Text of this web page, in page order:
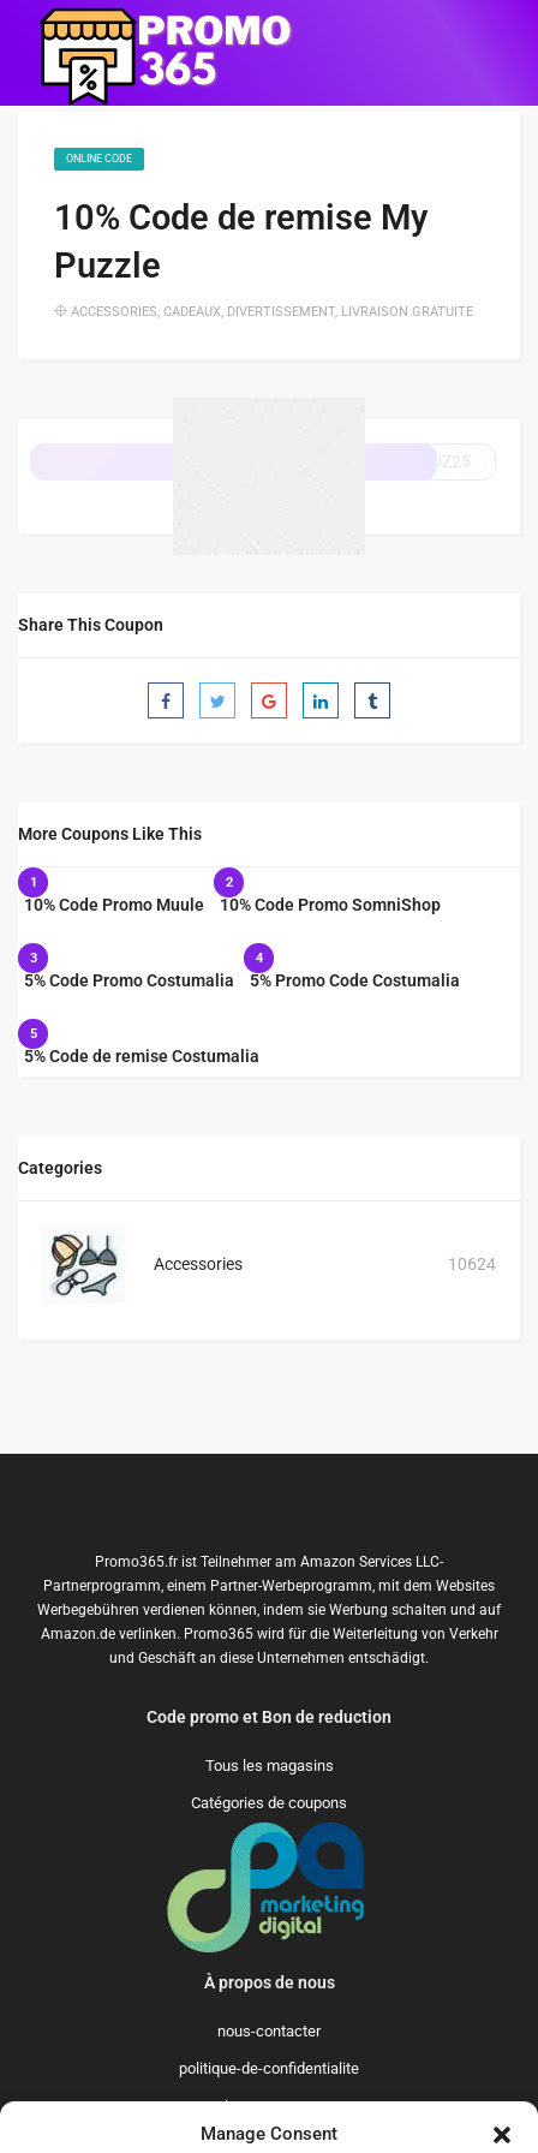
Manage Consent
ONLINE CODE
10% Code de remise My
Puzzle
ACCESSORIES, CADEAUX, DIVERTISSEMENT, LIVRAISON GRATUITE
Share This Coupon
More Coupons Like This
1
10% Code Promo Muule
2
10% Code Promo SomniShop
3
5% Code Promo Costumalia
4
5% Promo Code Costumalia
5
5% Code de remise Costumalia
Categories
Accessories 10624
Promo365.fr ist Teilnehmer am Amazon Services LLC-
Partnerprogramm, einem Partner-Werbeprogramm, mit dem Websites
Werbegebühren verdienen können, indem sie Werbung schalten und auf
Amazon.de verlinken. Promo365 wird für die Weiterleitung von Verkehr
und Geschäft an diese Unternehmen entschädigt.
Code promo et Bon de reduction
Tous les magasins
Catégories de coupons
À propos de nous
nous-contacter
politique-de-confidentialite
qui-sommes-nous